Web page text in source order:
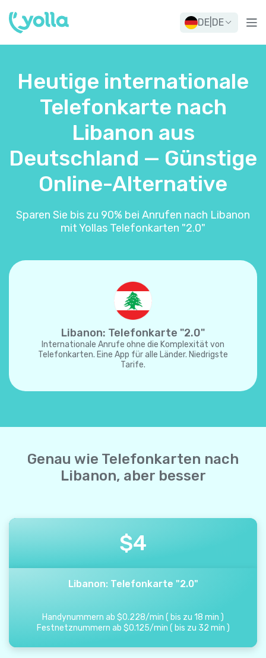
DE DE
Heutige internationale
Telefonkarte nach
Libanon aus
Deutschland — Günstige
Online-Alternative
Sparen Sie bis zu 90% bei Anrufen nach Libanon
mit Yollas Telefonkarten "2.0"
Libanon: Telefonkarte "2.0"
Internationale Anrufe ohne die Komplexität von
Telefonkarten. Eine App für alle Länder. Niedrigste
Tarife.
Genau wie Telefonkarten nach
Libanon, aber besser
$4
Libanon: Telefonkarte "2.0"
Handynummern ab $0.228/min ( bis zu 18 min )
Festnetznummern ab $0.125/min ( bis zu 32 min )